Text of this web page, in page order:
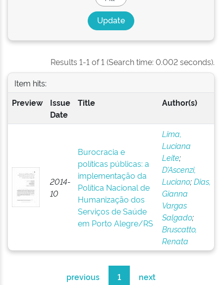
Results 1-1 of 1 (Search time: 0.002 seconds).
Item hits:
Preview
Issue
Date
Title Author(s)
2014-
10
Burocracia e
políticas públicas: a
implementação da
Política Nacional de
Humanização dos
Serviços de Saúde
em Porto Alegre/RS
Lima,
Luciana
Leite;
D’Ascenzi,
Luciano;Dias,
Gianna
Vargas
Salgado;
Bruscatto,
Renata
previous 1 next